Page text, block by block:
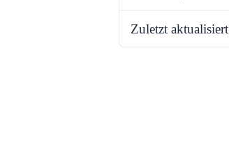
Zuletzt aktualisiert